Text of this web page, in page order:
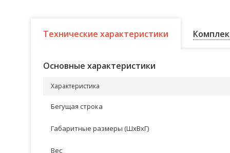
Технические характеристики
Основные характеристики
Характеристика
Бегущая строка
Габаритные размеры (ШхВхГ)
Вес